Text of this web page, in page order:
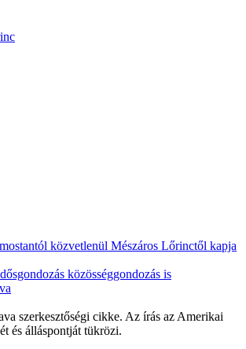
közvetlenül Mészáros Lőrinctől kapja
közösséggondozás is
szerkesztőségi cikke. Az írás az Amerikai
és álláspontját tükrözi.